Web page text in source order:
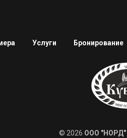
Услуги Бронирование
© 2026 ООО "НОРД"